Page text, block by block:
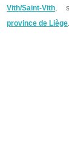
Vith/Saint-Vith,
province de Liège.